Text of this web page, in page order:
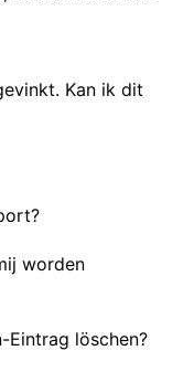
Kan ik dit
worden
Eintrag löschen?